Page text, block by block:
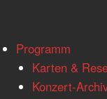
www.loftkoeln.de
navigation
Skip
content
Programm
Karten &
Konzert-